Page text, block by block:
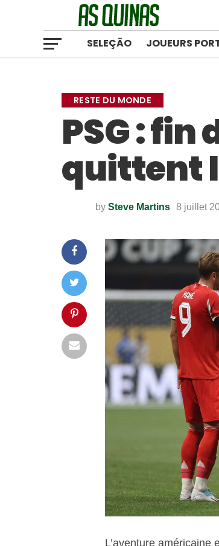
SELEÇÃO JOUEURS
RESTE DU MONDE
PSG :
quittent
by Steve Martins 8 juillet
L’aventure